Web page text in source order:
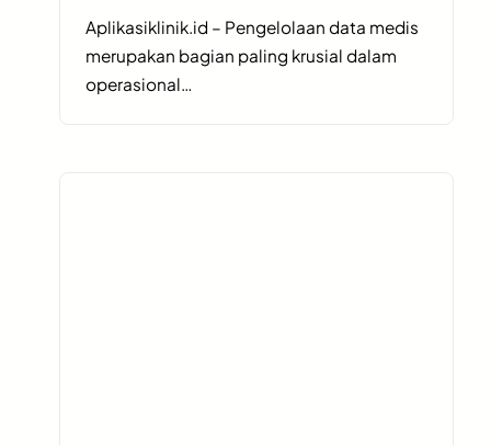
Aplikasiklinik.id – Pengelolaan data medis
merupakan bagian paling krusial dalam
operasional…